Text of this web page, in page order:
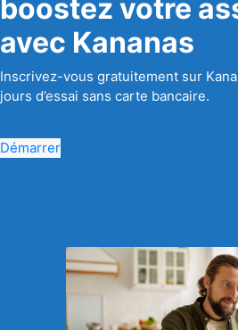
boostez votre
avec Kananas
Inscrivez-vous gratuitement sur
jours d’essai sans carte bancaire.
Démarrer